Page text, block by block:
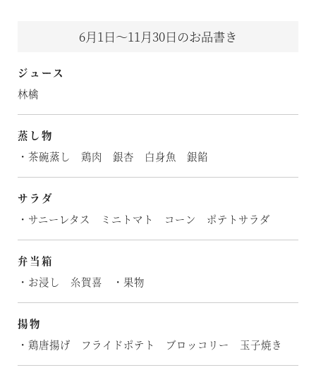
6月1日～11月30日のお品書き
ジュース
林檎
蒸し物
・茶碗蒸し 鶏肉 銀杏 白身魚 銀餡
サラダ
・サニーレタス ミニトマト コーン ポテトサラダ
弁当箱
・お浸し 糸賀喜 ・果物
揚物
・鶏唐揚げ フライドポテト ブロッコリー 玉子焼き